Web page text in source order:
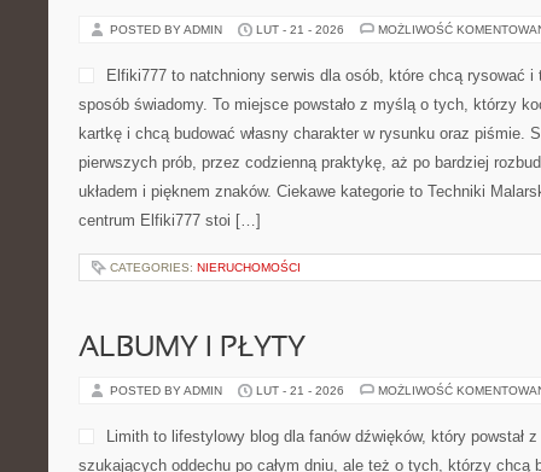
ZERO WASTE
POSTED BY ADMIN LUT - 22 - 2026 MOŻLIWOŚĆ
makmetalik.pl to serwis
tematyce odzysku oraz
pokazuje, jak zamienić pozornie bezużyteczne rzeczy w realną
wspierając ekonomię […]
CATEGORIES:NIERUCHOMOŚCI